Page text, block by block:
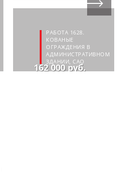
РАБОТА 1628.
КОВАНЫЕ
ОГРАЖДЕНИЯ В
АДМИНИСТРАТИВНОМ
ЗДАНИИ, САО
162 000 руб.